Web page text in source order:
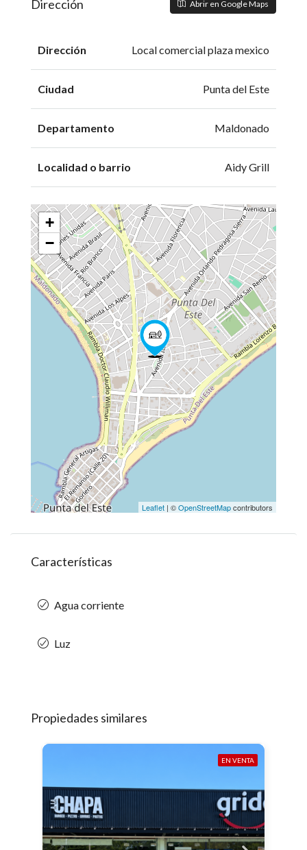
Dirección Abrir en Google Maps
Dirección Local comercial plaza mexico
Ciudad Punta del Este
Departamento Maldonado
Localidad o barrio Aidy Grill
+
−
Leaflet | ©OpenStreetMapcontributors
Características
Agua corriente
Luz
Propiedades similares
EN VENTA